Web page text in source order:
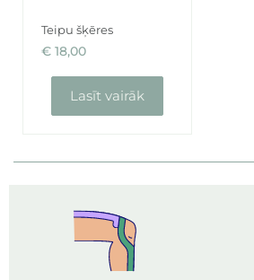
Teipu šķēres
€ 18,00
Lasīt vairāk